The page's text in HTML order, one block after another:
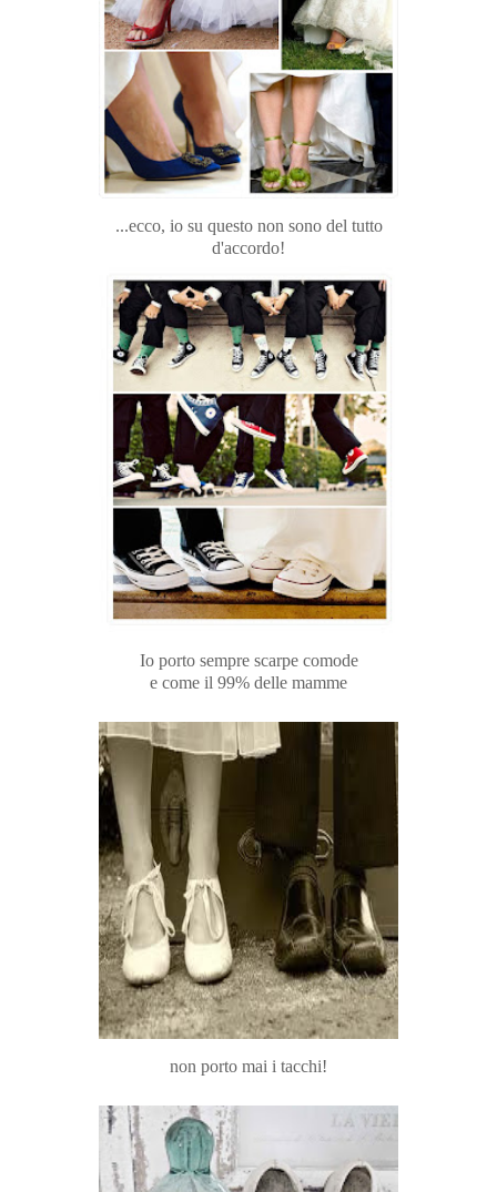
...ecco, io su questo non sono del tutto
d'accordo!
Io porto sempre scarpe comode
e come il 99% delle mamme
non porto mai i tacchi!